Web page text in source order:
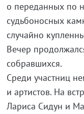
о переданных по
судьбоносных
случайно
Вечер
собравшихся.
Среди участниц
и артистов. На
Лариса Сидун и